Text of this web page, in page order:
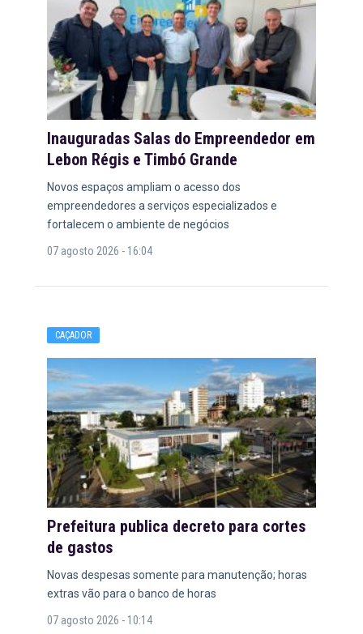
Inauguradas Salas do Empreendedor em
Lebon Régis e Timbó Grande
Novos espaços ampliam o acesso dos
empreendedores a serviços especializados e
fortalecem o ambiente de negócios
07 agosto 2026 - 16:04
CAÇADOR
Prefeitura publica decreto para cortes
de gastos
Novas despesas somente para manutenção; horas
extras vão para o banco de horas
07 agosto 2026 - 10:14